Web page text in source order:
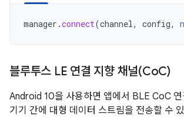
manager .connect(channel, config,
블루투스 LE 연결 지향 채널(CoC)
Android 10을 사용하면 앱에서 BLE CoC
기기 간에 대형 데이터 스트림을 전송할 수